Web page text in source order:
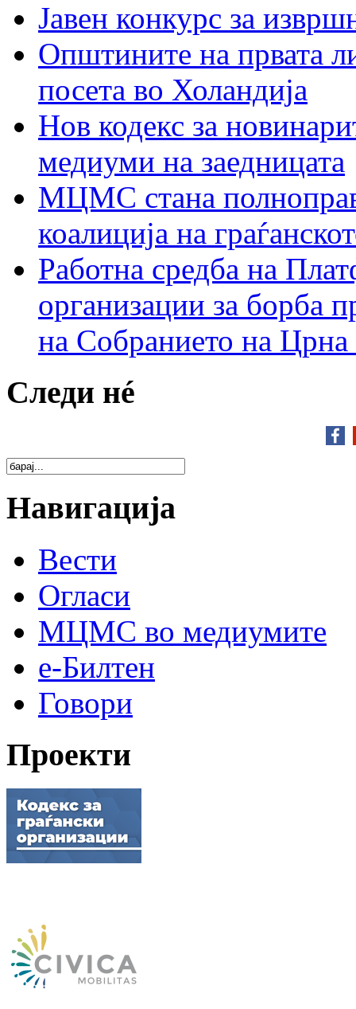
Јавен конкурс за
Општините на првата
посета во Холандија
Нов кодекс за
медиуми на заедницата
МЦМС стана
коалиција на
Работна средба на
организации за борба
на Собранието на Црна
Следи нé
Навигација
Вести
Огласи
МЦМС во медиумите
е-Билтен
Говори
Проекти